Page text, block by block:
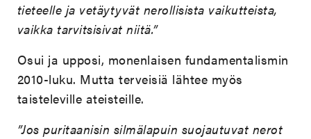
tieteelle ja vetäytyvät nerollisista vaikutteista,
vaikka tarvitsisivat niitä.”
Osui ja upposi, monenlaisen fundamentalismin
2010-luku. Mutta terveisiä lähtee myös
taisteleville ateisteille.
”Jos puritaanisin silmälapuin suojautuvat nerot